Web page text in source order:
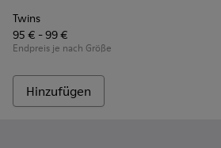
Twins
95 € - 99 €
Endpreis je nach Größe
Hinzufügen